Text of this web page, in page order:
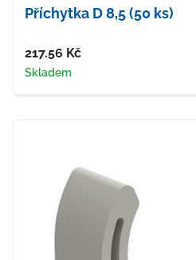
Příchytka D 8,5 (50 ks)
Cena
217.56 Kč
Dostupnost
Skladem